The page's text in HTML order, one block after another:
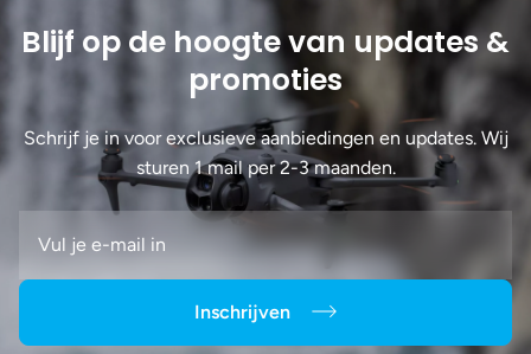
Blijf op de hoogte van updates &
promoties
Schrijf je in voor exclusieve aanbiedingen en updates. Wij
sturen 1 mail per 2-3 maanden.
Inschrijven